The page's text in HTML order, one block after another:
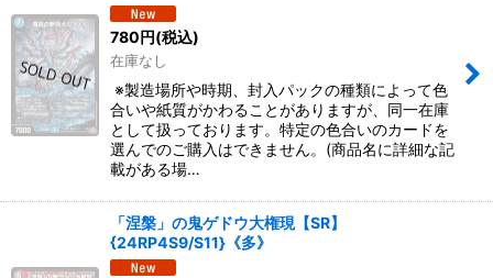
780円(税込)
在庫なし
※製造場所や時期、封入パックの種類によって色
合いや紙質がかわることがありますが、同一在庫
として扱っております。特定の色合いのカードを
選んでのご購入はできません。(商品名に詳細な記
載がある場…
「涅槃」の鬼ゲドウ大権現【SR】
{24RP4S9/S11}《多》